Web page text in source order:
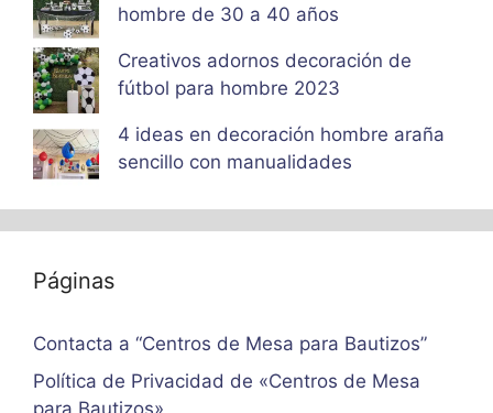
hombre de 30 a 40 años
Creativos adornos decoración de
fútbol para hombre 2023
4 ideas en decoración hombre araña
sencillo con manualidades
Páginas
Contacta a “Centros de Mesa para Bautizos”
Política de Privacidad de «Centros de Mesa
para Bautizos»